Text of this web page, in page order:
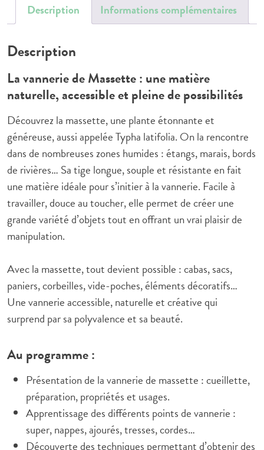
Description Informations complémentaires
Description
La vannerie de Massette : une matière
naturelle, accessible et pleine de possibilités
Découvrez la massette, une plante étonnante et
généreuse, aussi appelée Typha latifolia. On la rencontre
dans de nombreuses zones humides : étangs, marais, bords
de rivières… Sa tige longue, souple et résistante en fait
une matière idéale pour s’initier à la vannerie. Facile à
travailler, douce au toucher, elle permet de créer une
grande variété d’objets tout en offrant un vrai plaisir de
manipulation.
Avec la massette, tout devient possible : cabas, sacs,
paniers, corbeilles, vide-poches, éléments décoratifs…
Une vannerie accessible, naturelle et créative qui
surprend par sa polyvalence et sa beauté.
Au programme :
Présentation de la vannerie de massette : cueillette,
préparation, propriétés et usages.
Apprentissage des différents points de vannerie :
super, nappes, ajourés, tresses, cordes…
Découverte des techniques permettant d’obtenir des